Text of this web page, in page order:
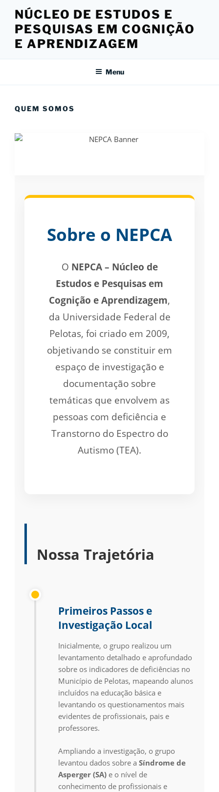
conteúdo
NÚCLEO DE ESTUDOS E
PESQUISAS EM COGNIÇÃO
E APRENDIZAGEM
Menu
QUEM SOMOS
Sobre o NEPCA
O NEPCA – Núcleo de
Estudos e Pesquisas em
Cognição e Aprendizagem,
da Universidade Federal de
Pelotas, foi criado em 2009,
objetivando se constituir em
espaço de investigação e
documentação sobre
temáticas que envolvem as
pessoas com deficiência e
Transtorno do Espectro do
Autismo (TEA).
Nossa Trajetória
Primeiros Passos e
Investigação Local
Inicialmente, o grupo realizou um
levantamento detalhado e aprofundado
sobre os indicadores de deficiências no
Município de Pelotas, mapeando alunos
incluídos na educação básica e
levantando os questionamentos mais
evidentes de profissionais, pais e
professores.
Ampliando a investigação, o grupo
levantou dados sobre a Síndrome de
Asperger (SA) e o nível de
conhecimento de profissionais e